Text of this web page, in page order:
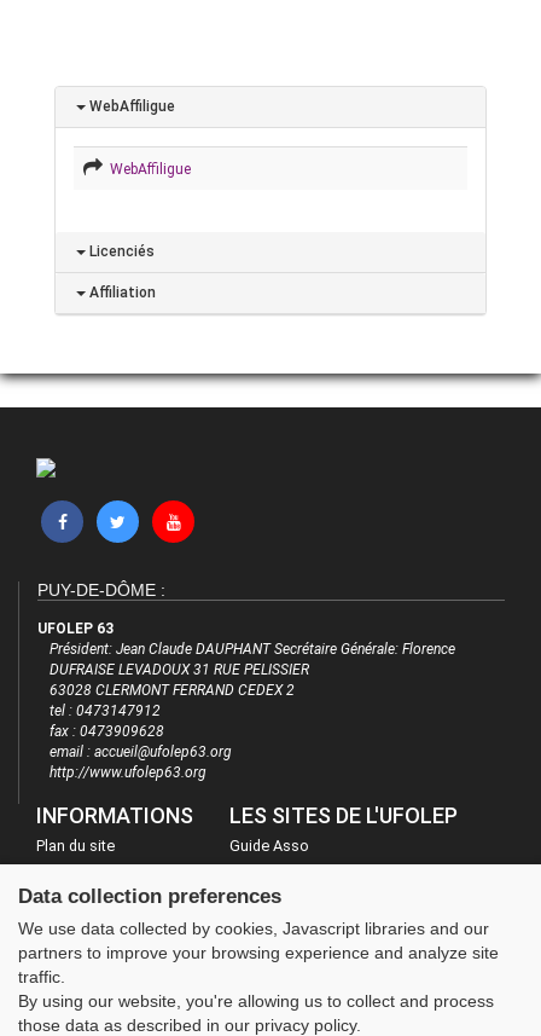
WebAffiligue
WebAffiligue
Licenciés
Affiliation
PUY-DE-DÔME :
UFOLEP 63
Président: Jean Claude DAUPHANT Secrétaire Générale: Florence
DUFRAISE LEVADOUX 31 RUE PELISSIER
63028 CLERMONT FERRAND CEDEX 2
tel : 0473147912
fax : 0473909628
email : accueil@ufolep63.org
http://www.ufolep63.org
INFORMATIONS
Plan du site
Mentions légales
Administration
LES SITES DE L'UFOLEP
Guide Asso
Inscriptions évènements
Data collection preferences
We use data collected by cookies, Javascript libraries and our
partners to improve your browsing experience and analyze site
traffic.
By using our website, you're allowing us to collect and process
those data as described in our privacy policy.